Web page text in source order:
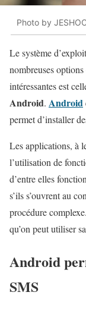
Photo by
Le système
nombreuses
intéressantes est
Android. Android
permet d’installer
Les applications, à
l’utilisation de
d’entre elles
s’ils s’ouvrent au
procédure
qu’on peut utiliser
Android
SMS